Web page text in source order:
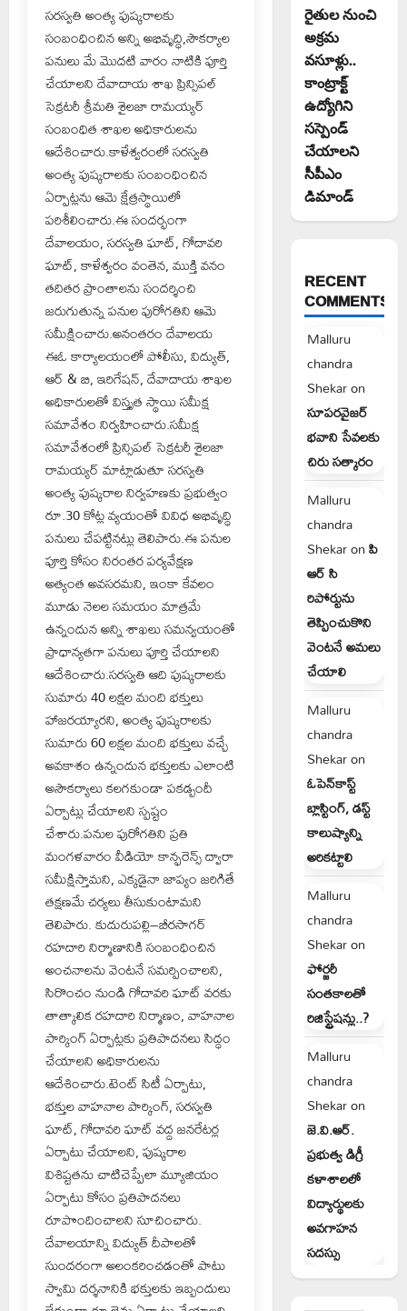
సరస్వతి అంత్య పుష్కరాలకు
సంబంధించిన అన్ని అభివృద్ధి,సౌకర్యాల
పనులు మే మొదటి వారం నాటికి పూర్తి
చేయాలని దేవాదాయ శాఖ ప్రిన్సిపల్
సెక్రటరీ శ్రీమతి శైలజా రామయ్యర్
సంబంధిత శాఖల అధికారులను
ఆదేశించారు.కాళేశ్వరంలో సరస్వతి
అంత్య పుష్కరాలకు సంబంధించిన
ఏర్పాట్లను ఆమె క్షేత్రస్థాయిలో
పరిశీలించారు.ఈ సందర్భంగా
దేవాలయం, సరస్వతి ఘాట్, గోదావరి
ఘాట్, కాళేశ్వరం వంతెన, ముక్తి వనం
తదితర ప్రాంతాలను సందర్శించి
జరుగుతున్న పనుల పురోగతిని ఆమె
సమీక్షించారు.అనంతరం దేవాలయ
ఈఓ కార్యాలయంలో పోలీసు, విద్యుత్,
ఆర్ & బి, ఇరిగేషన్, దేవాదాయ శాఖల
అధికారులతో విస్తృత స్థాయి సమీక్ష
సమావేశం నిర్వహించారు.సమీక్ష
సమావేశంలో ప్రిన్సిపల్ సెక్రటరీ శైలజా
రామయ్యర్ మాట్లాడుతూ సరస్వతి
అంత్య పుష్కరాల నిర్వహణకు ప్రభుత్వం
రూ.30 కోట్ల వ్యయంతో వివిధ అభివృద్ధి
పనులు చేపట్టినట్లు తెలిపారు.ఈ పనుల
పూర్తి కోసం నిరంతర పర్యవేక్షణ
అత్యంత అవసరమని, ఇంకా కేవలం
మూడు నెలల సమయం మాత్రమే
ఉన్నందున అన్ని శాఖలు సమన్వయంతో
ప్రాధాన్యతగా పనులు పూర్తి చేయాలని
ఆదేశించారు.సరస్వతి ఆది పుష్కరాలకు
సుమారు 40 లక్షల మంది భక్తులు
హాజరయ్యారని, అంత్య పుష్కరాలకు
సుమారు 60 లక్షల మంది భక్తులు వచ్చే
అవకాశం ఉన్నందున భక్తులకు ఎలాంటి
అసౌకర్యాలు కలగకుండా పకడ్బందీ
ఏర్పాట్లు చేయాలని స్పష్టం
చేశారు.పనుల పురోగతిని ప్రతి
మంగళవారం వీడియో కాన్ఫరెన్స్ ద్వారా
సమీక్షిస్తామని, ఎక్కడైనా జాప్యం జరిగితే
తక్షణమే చర్యలు తీసుకుంటామని
తెలిపారు. కుదురుపల్లి–బీరసాగర్
రహదారి నిర్మాణానికి సంబంధించిన
అంచనాలను వెంటనే సమర్పించాలని,
సిరొంచం నుండి గోదావరి ఘాట్ వరకు
తాత్కాలిక రహదారి నిర్మాణం, వాహనాల
పార్కింగ్ ఏర్పాట్లకు ప్రతిపాదనలు సిద్ధం
చేయాలని అధికారులను
ఆదేశించారు.టెంట్ సిటీ ఏర్పాటు,
భక్తుల వాహనాల పార్కింగ్, సరస్వతి
ఘాట్, గోదావరి ఘాట్ వద్ద జనరేటర్ల
ఏర్పాటు చేయాలని, పుష్కరాల
విశిష్టతను చాటిచెప్పేలా మ్యూజియం
ఏర్పాటు కోసం ప్రతిపాదనలు
రూపొందించాలని సూచించారు.
దేవాలయాన్ని విద్యుత్ దీపాలతో
సుందరంగా అలంకరించడంతో పాటు
స్వామి దర్శనానికి భక్తులకు ఇబ్బందులు
రైతుల నుంచి
అక్రమ
వసూళ్లు..
కాంట్రాక్ట్
ఉద్యోగిని
సస్పెండ్
చేయాలని
సీపీఎం
డిమాండ్
RECENT
COMMENTS
Malluru
chandra
Shekaron
సూపరవైజర్
భవాని సేవలకు
చిరు సత్కారం
Malluru
chandra
Shekaronపి
ఆర్ సి
రిపోర్టును
తెప్పించుకొని
వెంటనే అమలు
చేయాలి
Malluru
chandra
Shekaron
ఓపెన్‌కాస్ట్
బ్లాస్టింగ్, డస్ట్
కాలుష్యాన్ని
అరికట్టాలి
Malluru
chandra
Shekaron
ఫోర్జరీ
సంతకాలతో
రిజిస్ట్రేషన్లు..?
Malluru
chandra
Shekaron
జె.వి.ఆర్.
ప్రభుత్వ డిగ్రీ
కళాశాలలో
విద్యార్థులకు
అవగాహన
సదస్సు